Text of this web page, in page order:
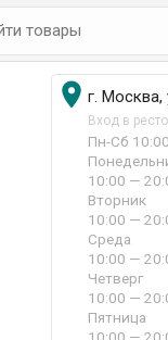
 г.
Вход в
Пн-Сб
10:00 —
Вторник
10:00 —
Среда
10:00 —
Четверг
10:00 —
Пятница